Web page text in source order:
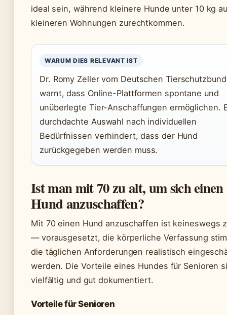
ideal sein, während kleinere Hunde unter 10 kg
kleineren Wohnungen zurechtkommen.
WARUM DIES RELEVANT IST
Dr. Romy Zeller vom Deutschen Tierschutzbund
warnt, dass Online-Plattformen spontane und
unüberlegte Tier-Anschaffungen ermöglichen.
durchdachte Auswahl nach individuellen
Bedürfnissen verhindert, dass der Hund
zurückgegeben werden muss.
Ist man mit 70 zu alt, um sich einen
Hund anzuschaffen?
Mit 70 einen Hund anzuschaffen ist keineswegs
— vorausgesetzt, die körperliche Verfassung
die täglichen Anforderungen realistisch
werden. Die Vorteile eines Hundes für Senioren
vielfältig und gut dokumentiert.
Vorteile für Senioren